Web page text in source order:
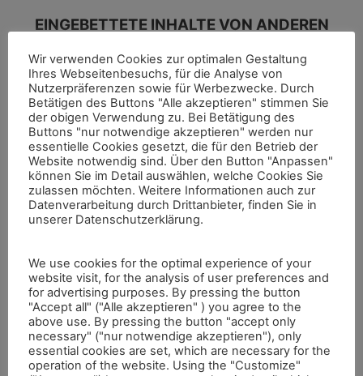
EINGEBETTETE INHALTE VON ANDEREN
Beiträge auf dieser Website können eingebettete Inhalte
beinhalten (z. B. Videos, Bilder, Beiträge etc.). Eingebettete
Inhalte von anderen Websites verhalten sich exakt so, als ob
der Besucher die andere Website besucht hätte.
Diese Websites können Daten über dich sammeln, Cookies
benutzen, zusätzliche Tracking-Dienste von Dritten
einbetten und deine Interaktion mit diesem eingebetteten
Inhalt aufzeichnen, inklusive deiner Interaktion mit dem
eingebetteten Inhalt, falls du ein Konto hast und auf dieser
Website angemeldet bist.
MIT WEM WIR DEINE DATEN TEILEN
WIE LANGE WIR DEINE DATEN
SPEICHERN
Wir verwenden Cookies zur optimalen Gestaltung
Ihres Webseitenbesuchs, für die Analyse von
Nutzerpräferenzen sowie für Werbezwecke. Durch
Betätigen des Buttons "Alle akzeptieren" stimmen Sie
der obigen Verwendung zu. Bei Betätigung des
Buttons "nur notwendige akzeptieren" werden nur
essentielle Cookies gesetzt, die für den Betrieb der
Website notwendig sind. Über den Button "Anpassen"
können Sie im Detail auswählen, welche Cookies Sie
zulassen möchten. Weitere Informationen auch zur
Datenverarbeitung durch Drittanbieter, finden Sie in
unserer Datenschutzerklärung.
We use cookies for the optimal experience of your
website visit, for the analysis of user preferences and
for advertising purposes. By pressing the button
"Accept all" ("Alle akzeptieren" ) you agree to the
above use. By pressing the button "accept only
necessary" ("nur notwendige akzeptieren"), only
essential cookies are set, which are necessary for the
operation of the website. Using the "Customize"